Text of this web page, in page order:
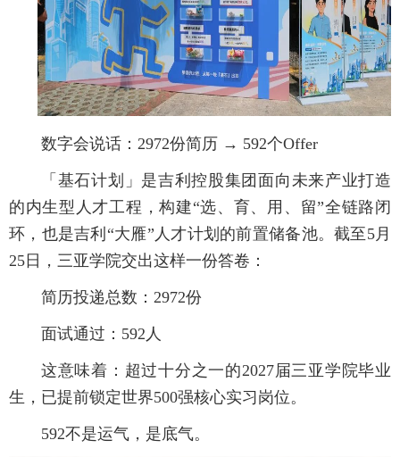
数字会说话：2972份简历 → 592个Offer
「基石计划」是吉利控股集团面向未来产业打造
的内生型人才工程，构建“选、育、用、留”全链路闭
环，也是吉利“大雁”人才计划的前置储备池。截至5月
25日，三亚学院交出这样一份答卷：
简历投递总数：2972份
面试通过：592人
这意味着：超过十分之一的2027届三亚学院毕业
生，已提前锁定世界500强核心实习岗位。
592不是运气，是底气。